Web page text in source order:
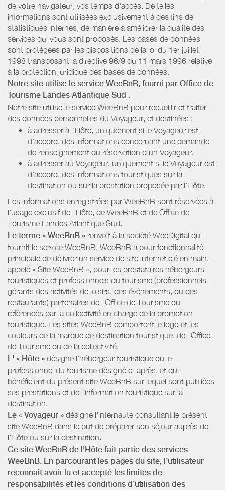
de votre navigateur, vos temps d'accès. De telles
informations sont utilisées exclusivement à des fins de
statistiques internes, de manière à améliorer la qualité des
services qui vous sont proposés. Les bases de données
sont protégées par les dispositions de la loi du 1er juillet
1998 transposant la directive 96/9 du 11 mars 1996 relative
à la protection juridique des bases de données.
Notre site utilise le service WeeBnB, fourni par Office de
Tourisme Landes Atlantique Sud .
Notre site utilise le service WeeBnB pour recueillir et traiter
des données personnelles du Voyageur, et destinées :
à adresser à l'Hôte, uniquement si le Voyageur est
d'accord, des informations concernant une demande
de renseignement ou réservation d'un Voyageur.
à adresser au Voyageur, uniquement si le Voyageur est
d'accord, des informations touristiques sur la
destination ou sur la prestation proposée par l'Hôte.
Les informations enregistrées par WeeBnB sont réservées à
l’usage exclusif de l’Hôte, de WeeBnB et de Office de
Tourisme Landes Atlantique Sud.
Le terme « WeeBnB » renvoit à la société WeeDigital qui
fournit le service WeeBnB. WeeBnB a pour fonctionnalité
principale de délivrer un service de site internet clé en main,
appelé « Site WeeBnB », pour les prestataires hébergeurs
touristiques et professionnels du tourisme (professionnels
gérants des activités de loisirs, des événements, ou des
restaurants) partenaires de l’Office de Tourisme ou
référencés par la collectivité en charge de la promotion
touristique. Les sites WeeBnB comportent le logo et les
couleurs de la marque de destination touristique, de l’Office
de Tourisme ou de la collectivité.
L' « Hôte » désigne l'hébergeur touristique ou le
professionnel du tourisme désigné ci-après, et qui
bénéficient du présent site WeeBnB sur lequel sont publiées
ses prestations et de l'information touristique sur la
destination.
Le « Voyageur » désigne l'internaute consultant le présent
site WeeBnB dans le but de préparer son séjour auprès de
l'Hôte ou sur la destination.
Ce site WeeBnB de l'Hôte fait partie des services
WeeBnB. En parcourant les pages du site, l’utilisateur
reconnaît avoir lu et accepté les limites de
responsabilités et les conditions d’utilisation des